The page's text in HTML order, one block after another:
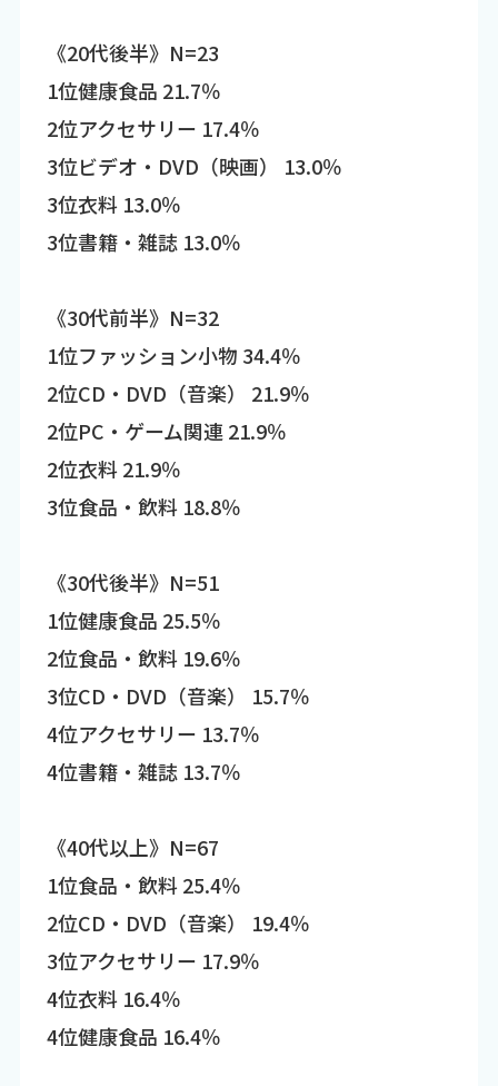
《20代後半》N=23
1位健康食品 21.7％
2位アクセサリー 17.4％
3位ビデオ・DVD（映画） 13.0％
3位衣料 13.0％
3位書籍・雑誌 13.0％
《30代前半》N=32
1位ファッション小物 34.4％
2位CD・DVD（音楽） 21.9％
2位PC・ゲーム関連 21.9％
2位衣料 21.9％
3位食品・飲料 18.8％
《30代後半》N=51
1位健康食品 25.5％
2位食品・飲料 19.6％
3位CD・DVD（音楽） 15.7％
4位アクセサリー 13.7％
4位書籍・雑誌 13.7％
《40代以上》N=67
1位食品・飲料 25.4％
2位CD・DVD（音楽） 19.4％
3位アクセサリー 17.9％
4位衣料 16.4％
4位健康食品 16.4％